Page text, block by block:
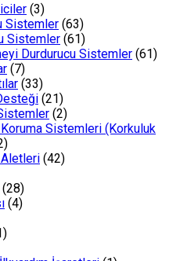
(3)
Sistemler (63)
Sistemler (61)
Durdurucu Sistemler (61)
(7)
(33)
(21)
(2)
Sistemleri (Korkuluk
(42)
(28)
(4)